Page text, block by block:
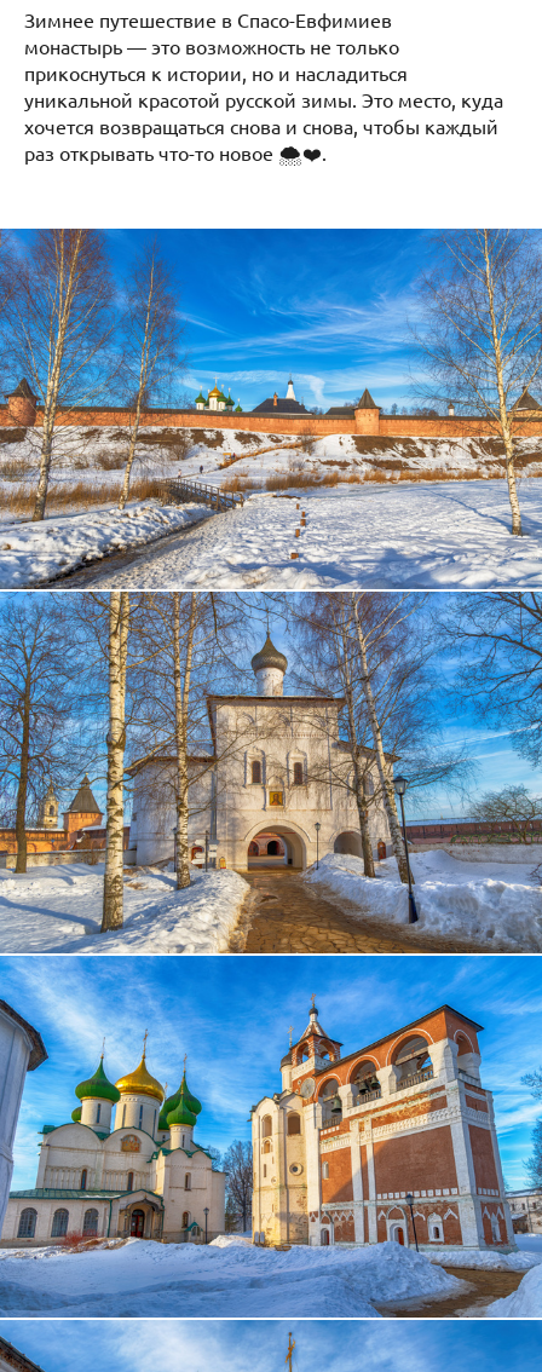
Зимнее путешествие в Спасо-Евфимиев
монастырь — это возможность не только
прикоснуться к истории, но и насладиться
уникальной красотой русской зимы. Это место, куда
хочется возвращаться снова и снова, чтобы каждый
раз открывать что-то новое 🌨️❤️.